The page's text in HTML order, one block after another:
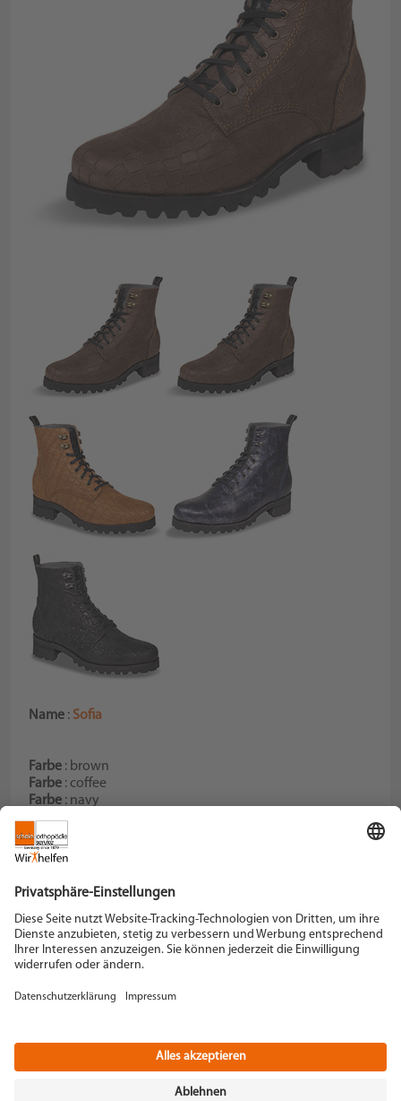
Name : Sofia
Farbe : brown
Farbe : coffee
Farbe : navy
Farbe: nero
Schein Orthopädie Service KG
42897 Remscheid
Tel. +49 2191 910-0
remscheid[at]schein.de
YouTube
+49 2191 910-200